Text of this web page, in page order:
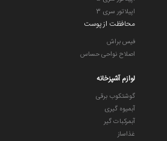
اپیلاتور سری 3
محافظت از پوست
فیس براش
اصلاح نواحی حساس
لوازم آشپزخانه
گوشتکوب برقی
آبمیوه گیری
آبمرکبات گیر
غذاساز